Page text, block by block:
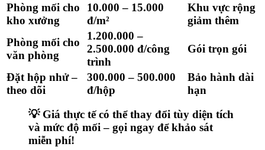
Phòng mối cho
kho xưởng
10.000 – 15.000
đ/m²
Khu vực rộng
giảm thêm
Phòng mối cho
văn phòng
1.200.000 –
2.500.000 đ/công
trình
Gói trọn gói
Đặt hộp nhử –
theo dõi
300.000 – 500.000
đ/hộp
Bảo hành dài
hạn
💡 Giá thực tế có thể thay đổi tùy diện tích
và mức độ mối – gọi ngay để khảo sát
miễn phí!